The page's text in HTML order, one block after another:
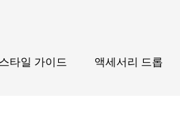
스타일 가이드 액세서리 드롭